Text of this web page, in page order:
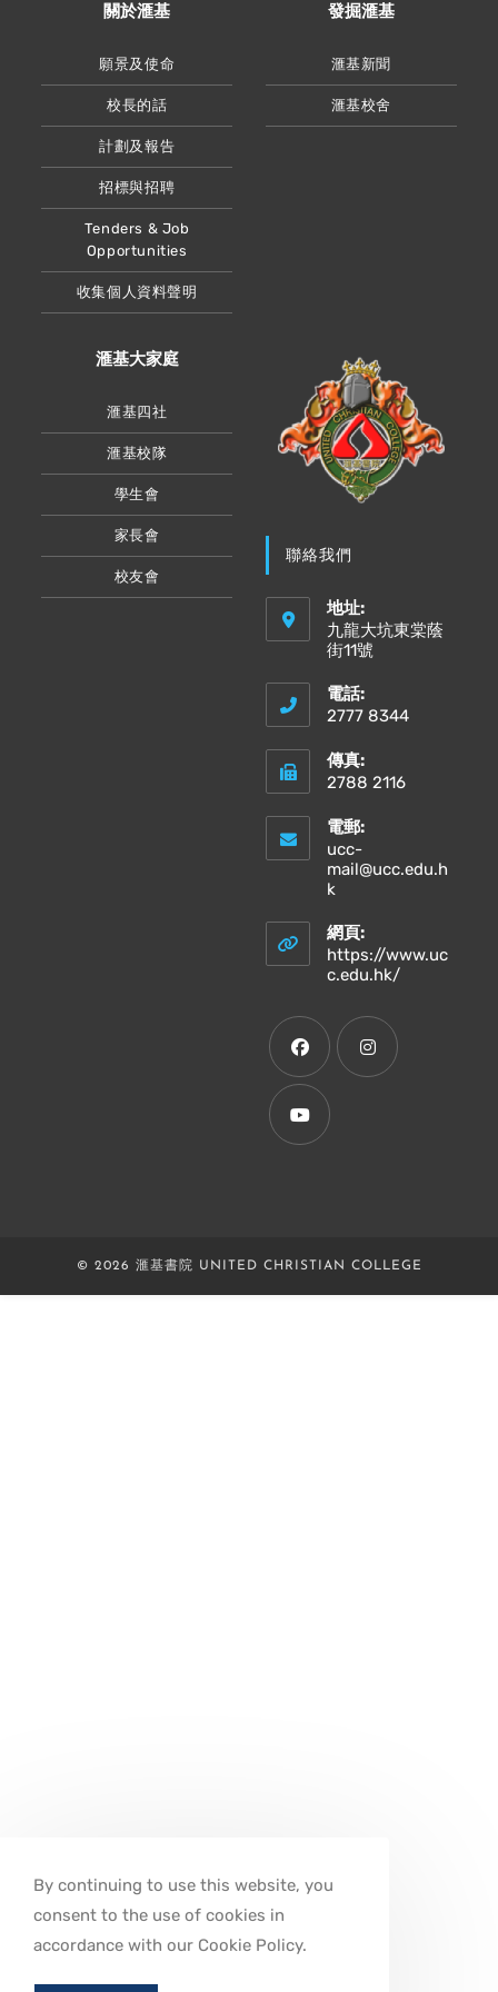
關於滙基
願景及使命
校長的話
計劃及報告
招標與招聘
Tenders & Job
Opportunities
收集個人資料聲明
發掘滙基
滙基新聞
滙基校舍
滙基大家庭
滙基四社
滙基校隊
學生會
家長會
校友會
聯絡我們
地址:
九龍大坑東棠蔭
街11號
電話:
2777 8344
傳真:
2788 2116
電郵:
ucc-
mail@ucc.edu.h
k
your
application
網頁:
https://www.uc
c.edu.hk/Opens
Opens
in
tab
© 2026 滙基書院 UNITED CHRISTIAN COLLEGE
By continuing to use this website, you
consent to the use of cookies in
accordance with our Cookie Policy.